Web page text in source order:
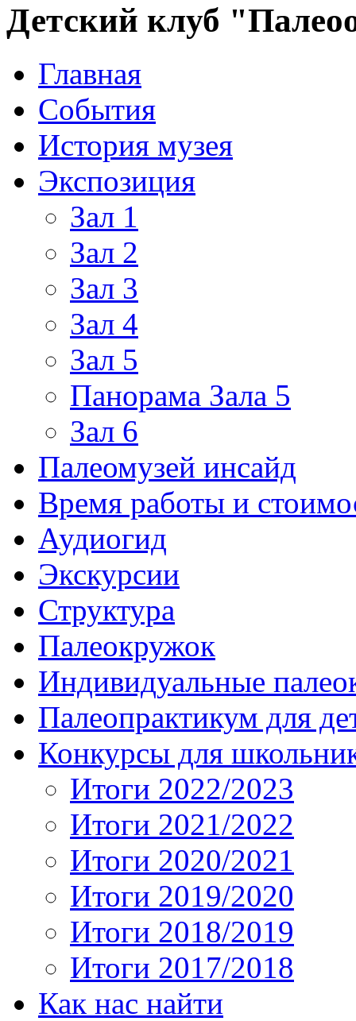
Детский клуб
Главная
События
История музея
Экспозиция
Зал 1
Зал 2
Зал 3
Зал 4
Зал 5
Панорама Зала 5
Зал 6
Палеомузей инсайд
Время работы и
Аудиогид
Экскурсии
Структура
Палеокружок
Индивидуальные
Палеопрактикум для
Конкурсы для
Итоги 2022/2023
Итоги 2021/2022
Итоги 2020/2021
Итоги 2019/2020
Итоги 2018/2019
Итоги 2017/2018
Как нас найти